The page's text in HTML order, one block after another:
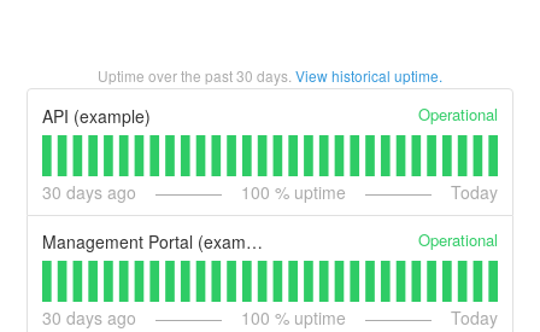
Uptime over the past30 days. View historical uptime.
API (example) Operational
30 days ago 100 % uptime Today
Management Portal (example) Operational
30 days ago 100 % uptime Today